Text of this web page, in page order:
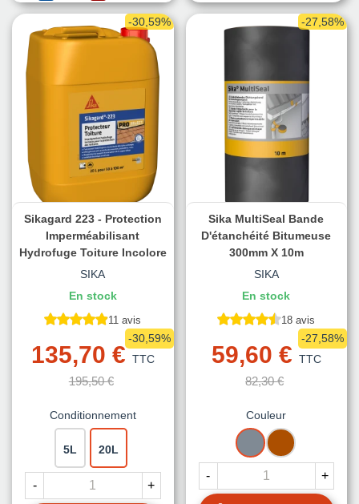
-30,59%
Sikagard 223 - Protection
Imperméabilisant
Hydrofuge Toiture Incolore
SIKA
En stock
11 avis
135,70 € TTC
195,50 €
-30,59%
Conditionnement
5L 20L
- +
-27,58%
Sika MultiSeal Bande
D'étanchéité Bitumeuse
300mm X 10m
SIKA
En stock
18 avis
59,60 € TTC
82,30 €
-27,58%
Couleur
GRIS
TERRE
CUITE
- +